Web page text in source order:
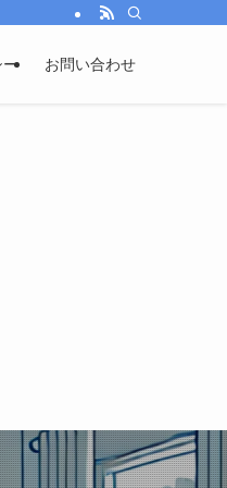
ー お問い合わせ